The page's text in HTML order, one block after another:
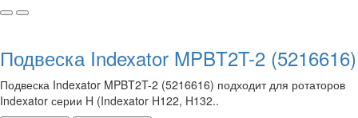
Подвеска Indexator MPBT2T-2 (5216616)
Подвеска Indexator MPBT2T-2 (5216616) подходит для ротаторов
Indexator серии H (Indexator H122, H132..